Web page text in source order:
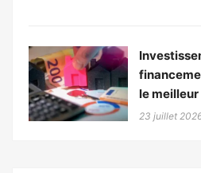
le meilleur
23 juillet